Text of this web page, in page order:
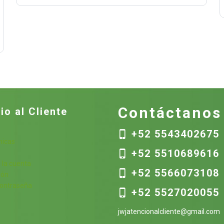
al Cliente
la cuenta
Contáctanos
+52 5543402675
+52 5510689616
+52 5566073108
+52 5527020055
jwjatencionalcliente@gmail.com